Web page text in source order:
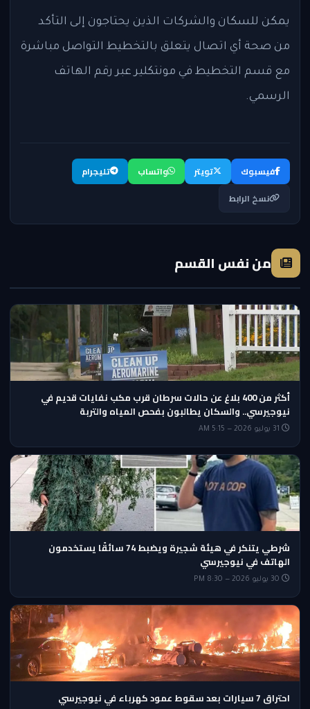
يمكن للسكان والشركات الذين يحتاجون إلى التأكد
من صحة أي اتصال يتعلق بالتخطيط التواصل مباشرة
مع قسم التخطيط في مونتكلير عبر رقم الهاتف
الرسمي.
فيسبوك تويتر واتساب
تليجرام
نسخ الرابط
من نفس القسم
أكثر من 400 بلاغ عن حالات سرطان قرب مكب نفايات قديم في
نيوجيرسي.. والسكان يطالبون بفحص المياه والتربة
شرطي يتنكر في هيئة شجيرة ويضبط 74 سائقًا يستخدمون
الهاتف في نيوجيرسي
احتراق 7 سيارات بعد سقوط عمود كهرباء في نيوجيرسي